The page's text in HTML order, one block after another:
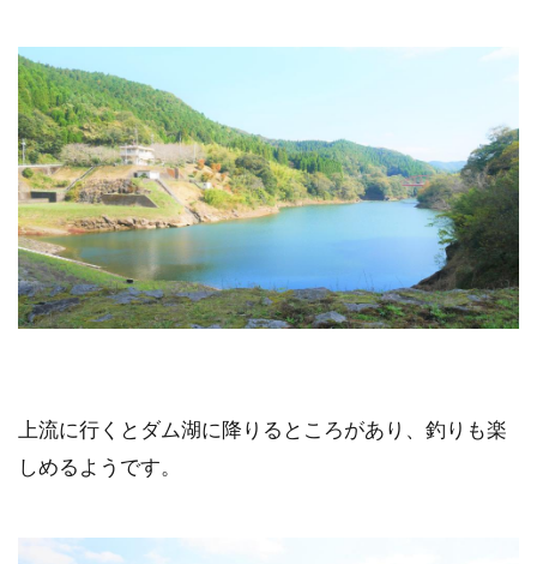
上流に行くとダム湖に降りるところがあり、釣りも楽
しめるようです。